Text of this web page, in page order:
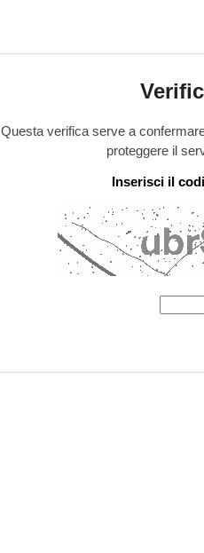
Questa verifica serve a
proteggere il
Inserisci il